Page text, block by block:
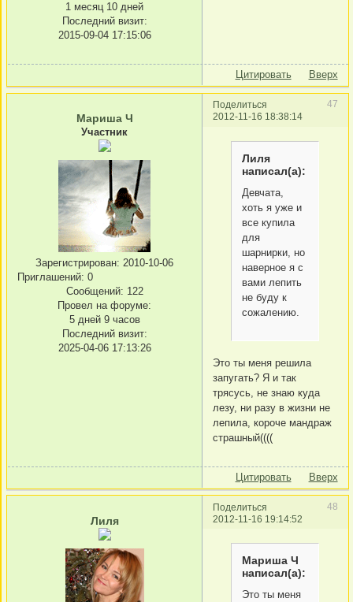
1 месяц 10 дней
Последний визит:
2015-09-04 17:15:06
Цитировать Вверх
Поделиться
47
2012-11-16 18:38:14
Мариша Ч
Участник
Зарегистрирован: 2010-10-06
Приглашений: 0
Сообщений: 122
Провел на форуме:
5 дней 9 часов
Последний визит:
2025-04-06 17:13:26
Лиля
написал(а):
Девчата,
хоть я уже и
все купила
для
шарнирки, но
наверное я с
вами лепить
не буду к
сожалению.
Это ты меня решила
запугать? Я и так
трясусь, не знаю куда
лезу, ни разу в жизни не
лепила, короче мандраж
страшный((((
Цитировать Вверх
Поделиться
48
2012-11-16 19:14:52
Лиля
Мариша Ч
написал(а):
Это ты меня